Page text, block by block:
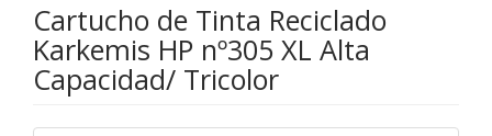
Cartucho de Tinta Reciclado
Karkemis HP nº305 XL Alta
Capacidad/ Tricolor